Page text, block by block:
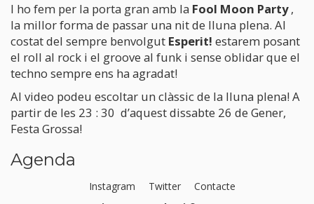
I ho fem per la porta gran amb la Fool Moon Party,
la millor forma de passar una nit de lluna plena. Al
costat del sempre benvolgut Esperit! estarem posant
el roll al rock i el groove al funk i sense oblidar que el
techno sempre ens ha agradat!
Al video podeu escoltar un clàssic de la lluna plena! A
partir de les 23 : 30 d’aquest dissabte 26 de Gener,
Festa Grossa!
Agenda
Instagram Twitter
Contacte